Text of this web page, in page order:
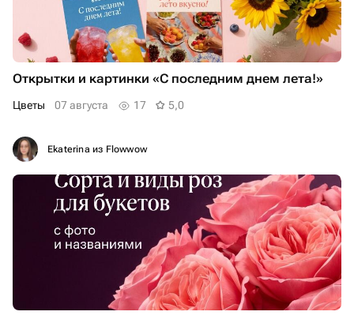
Открытки и картинки «С последним днем лета!»
Цветы 07 августа 17 5,0
Ekaterina из Flowwow